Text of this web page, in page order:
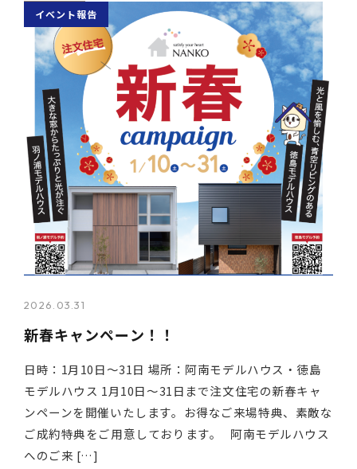
イベント報告
2026.03.31
新春キャンペーン！！
日時：1月10日～31日 場所：阿南モデルハウス・徳島
モデルハウス 1月10日～31日まで注文住宅の新春キャ
ンペーンを開催いたします。お得なご来場特典、素敵な
ご成約特典をご用意しております。 阿南モデルハウス
へのご来 […]